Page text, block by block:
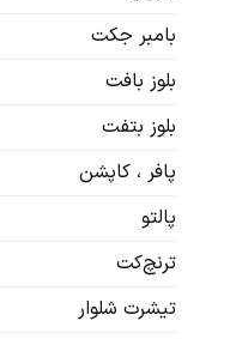
بامبر جکت
بلوز بافت
بلوز بتفت
پافر ، کاپشن
پالتو
ترنچ‌کت
تیشرت شلوار